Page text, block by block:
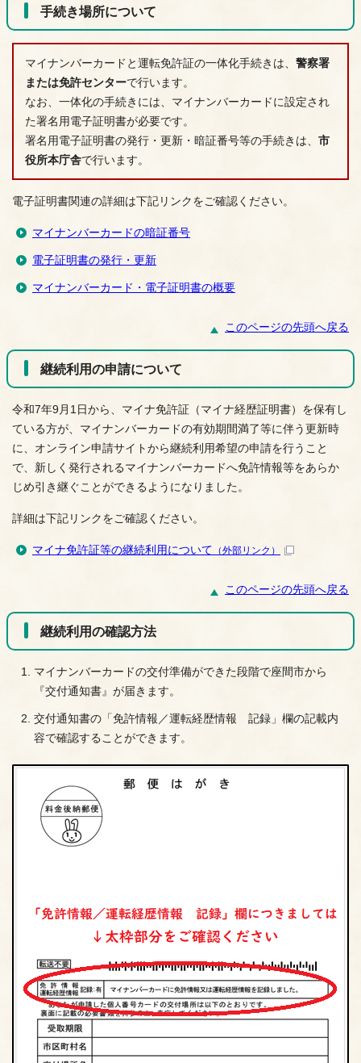
手続き場所について
マイナンバーカードと運転免許証の一体化手続きは、 警察署
または免許センターで行います。
なお、一体化の手続きには、マイナンバーカードに設定され
た署名用電子証明書が必要です。
署名用電子証明書の発行・更新・暗証番号等の手続きは、 市
役所本庁舎で行います。
電子証明書関連の詳細は下記リンクをご確認ください。
マイナンバーカードの暗証番号
電子証明書の発行・更新
マイナンバーカード・電子証明書の概要
このページの先頭へ戻る
継続利用の申請について
令和7年9月1日から、マイナ免許証（マイナ経歴証明書）を保有し
ている方が、マイナンバーカードの有効期間満了等に伴う更新時
に、オンライン申請サイトから継続利用希望の申請を行うこと
で、新しく発行されるマイナンバーカードへ免許情報等をあらか
じめ引き継ぐことができるようになりました。
詳細は下記リンクをご確認ください。
マイナ免許証等の継続利用について （外部リンク）
このページの先頭へ戻る
継続利用の確認方法
マイナンバーカードの交付準備ができた段階で座間市から
『交付通知書』が届きます。
交付通知書の「免許情報／運転経歴情報 記録」欄の記載内
容で確認することができます。